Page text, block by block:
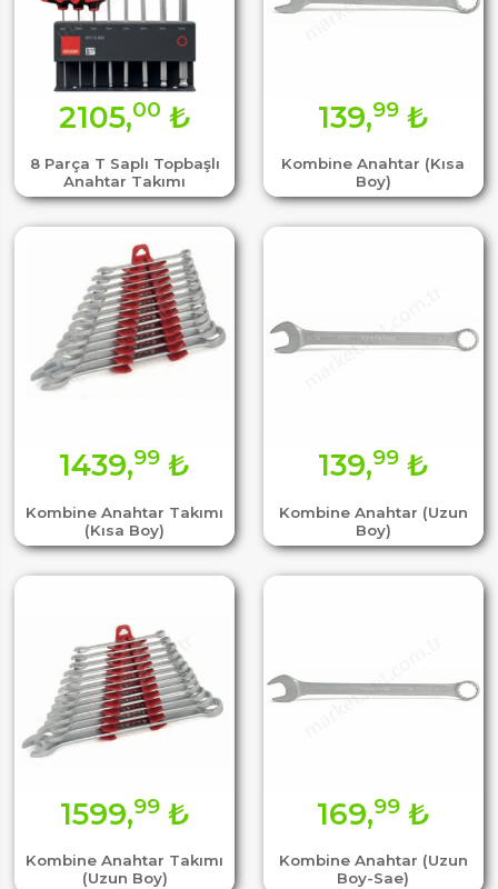
8 Parça T Saplı Topbaşlı
Anahtar Takımı
2105,00 ₺
Kombine Anahtar (Kısa
Boy)
139,99₺
Kombine Anahtar Takımı
(Kısa Boy)
1439,99 ₺
Kombine Anahtar (Uzun
Boy)
139,99₺
Kombine Anahtar Takımı
(Uzun Boy)
1599,99₺
Kombine Anahtar (Uzun
Boy-Sae)
169,99₺